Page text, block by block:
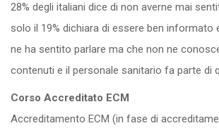
28% degli italiani dice di non averne mai
solo il 19% dichiara di essere ben informato
ne ha sentito parlare ma che non ne
contenuti e il personale sanitario fa parte di
Corso Accreditato ECM
Accreditamento ECM (in fase di